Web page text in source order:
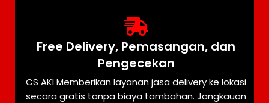
Free Delivery, Pemasangan, dan
Pengecekan
CS AKI Memberikan layanan jasa delivery ke lokasi
secara gratis tanpa biaya tambahan. Jangkauan